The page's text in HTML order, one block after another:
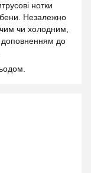
нотки
Незалежно
чи холодним,
доповненням до